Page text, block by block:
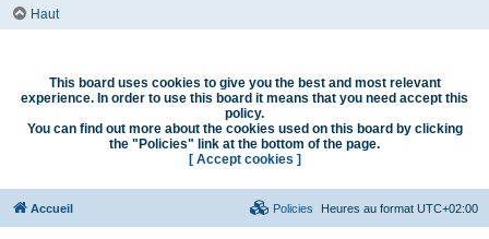
Haut
This board uses cookies to give you the best and most relevant
experience. In order to use this board it means that you need accept this
policy.
You can find out more about the cookies used on this board by clicking
the "Policies" link at the bottom of the page.
[ Accept cookies ]
Accueil Heures au format UTC+02:00
Policies